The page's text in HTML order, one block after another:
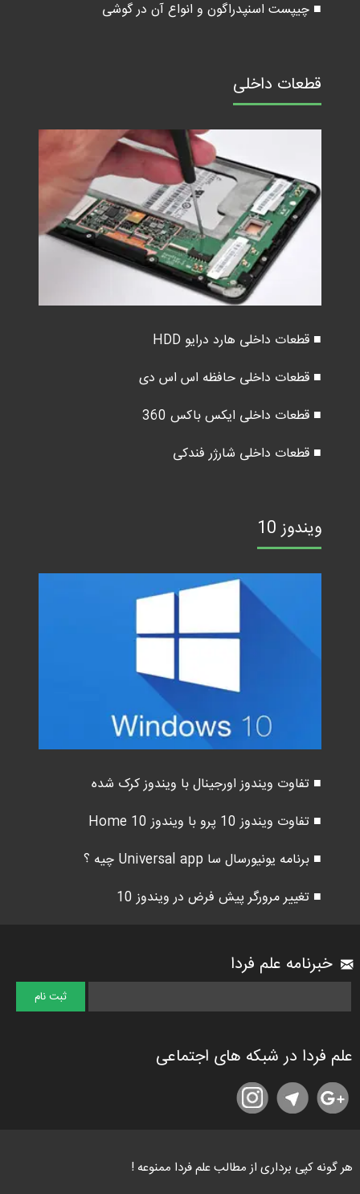
■ چیپست اسنپدراگون و انواع آن در گوشی
قطعات داخلی
■ قطعات داخلی هارد درایو HDD
■ قطعات داخلی حافظه اس اس دی
■ قطعات داخلی ایکس باکس 360
■ قطعات داخلی شارژر فندکی
ویندوز 10
■ تفاوت ویندوز اورجینال با ویندوز کرک شده
■ تفاوت ویندوز 10 پرو با ویندوز 10 Home
■ برنامه یونیورسال سا Universal app چیه ؟
■ تغییر مرورگر پیش فرض در ویندوز 10
خبرنامه علم فردا
علم فردا در شبکه های اجتماعی
هر گونه کپی برداری از مطالب علم فردا ممنوعه !